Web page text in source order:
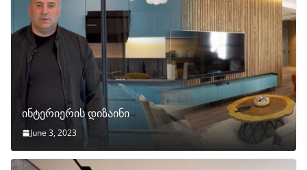
ინტერიერის დიზაინი
June 3, 2023